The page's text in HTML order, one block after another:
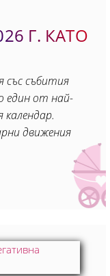
Г. КАТО
със събития
един от най-
движения